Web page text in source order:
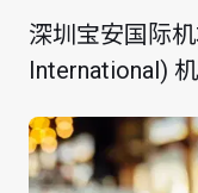
深圳宝安国际
International)